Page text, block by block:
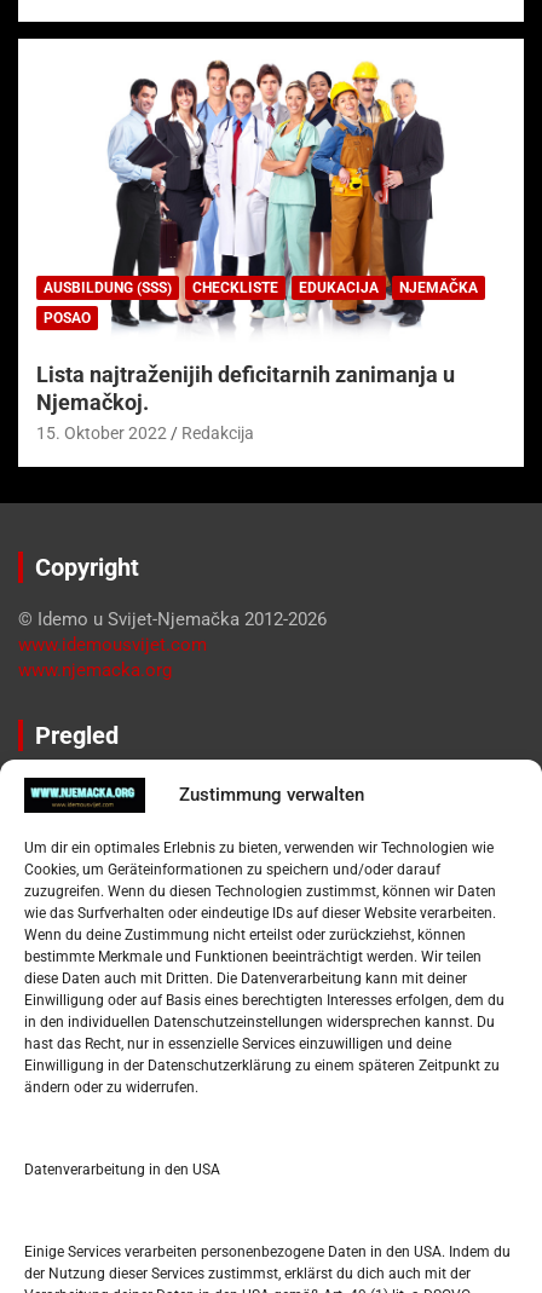
Zustimmung verwalten
Um dir ein optimales Erlebnis zu bieten, verwenden wir Technologien wie
Cookies, um Geräteinformationen zu speichern und/oder darauf
zuzugreifen. Wenn du diesen Technologien zustimmst, können wir Daten
wie das Surfverhalten oder eindeutige IDs auf dieser Website verarbeiten.
Wenn du deine Zustimmung nicht erteilst oder zurückziehst, können
bestimmte Merkmale und Funktionen beeinträchtigt werden. Wir teilen
diese Daten auch mit Dritten. Die Datenverarbeitung kann mit deiner
Einwilligung oder auf Basis eines berechtigten Interesses erfolgen, dem du
in den individuellen Datenschutzeinstellungen widersprechen kannst. Du
hast das Recht, nur in essenzielle Services einzuwilligen und deine
Einwilligung in der Datenschutzerklärung zu einem späteren Zeitpunkt zu
ändern oder zu widerrufen.
Datenverarbeitung in den USA
Einige Services verarbeiten personenbezogene Daten in den USA. Indem du
der Nutzung dieser Services zustimmst, erklärst du dich auch mit der
AUSBILDUNG (SSS) CHECKLISTE EDUKACIJA
NJEMAČKA
POSAO
Lista najtraženijih deficitarnih zanimanja u
Njemačkoj.
15. Oktober 2022 Redakcija
Copyright
© Idemo u Svijet-Njemačka 2012-2026
www.idemousvijet.com
www.njemacka.org
Pregled
Impressum
Datenschutzerklärung
Widerufsbelehrung
Oglašavanje / Postavite svoj oglas
Tko je “Idemo u Svijet – Njemačka?
Pretražite stranicu:
S
e
a
h
M D M D F S S